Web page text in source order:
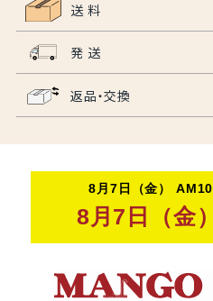
送 料
発 送
返品・交換